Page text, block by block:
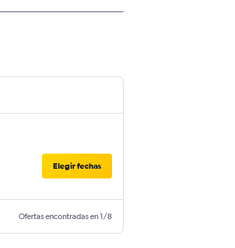
Elegir fechas
Ofertas encontradas en 1/8